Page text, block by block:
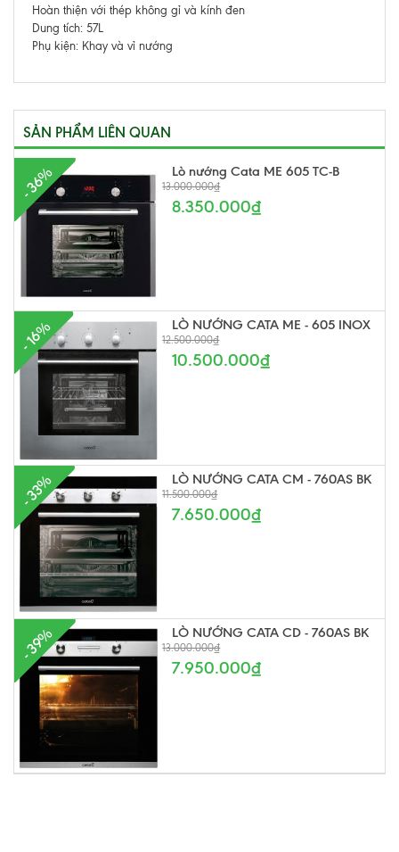
Hoàn thiện với thép không gỉ và kính đen
Dung tích: 57L
Phụ kiện: Khay và vỉ nướng
SẢN PHẨM LIÊN QUAN
- 36% Lò nướng Cata ME 605 TC-B
13.000.000₫
8.350.000₫
- 16% LÒ NƯỚNG CATA ME - 605 INOX
12.500.000₫
10.500.000₫
- 33% LÒ NƯỚNG CATA CM - 760AS BK
11.500.000₫
7.650.000₫
- 39% LÒ NƯỚNG CATA CD - 760AS BK
13.000.000₫
7.950.000₫